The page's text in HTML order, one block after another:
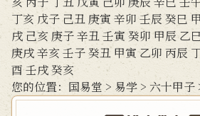
丁亥 戊子 己丑 庚寅 辛卯 壬辰 癸巳
戌 己亥 庚子辛丑壬寅 癸卯 甲辰 乙
庚戌辛亥壬子癸丑 甲寅 乙卯 丙辰
酉 壬戌癸亥
您的位置： 国易堂 > 易学 > 六十甲子